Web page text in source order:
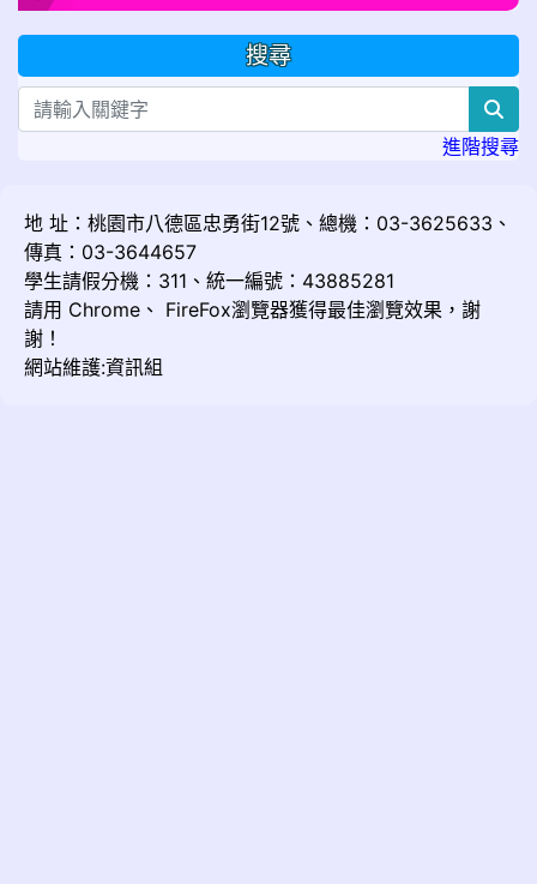
搜尋
進階搜尋
地 址：桃園市八德區忠勇街12號、總機：03-3625633、
傳真：03-3644657
學生請假分機：311、統一編號：43885281
請用 Chrome 、 FireFox瀏覽器獲得最佳瀏覽效果，謝
謝！
網站維護:資訊組